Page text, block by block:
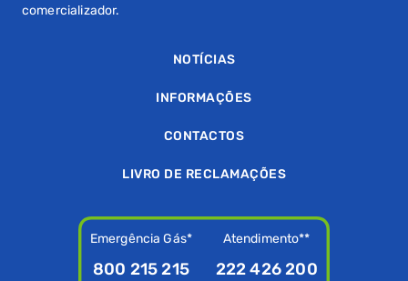
comercializador.
NOTÍCIAS
INFORMAÇÕES
CONTACTOS
LIVRO DE RECLAMAÇÕES
Emergência Gás*
800 215 215
Atendimento**
222 426 200